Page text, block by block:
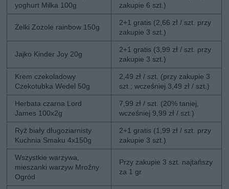
yoghurt Milka 100g
zakupie 6 szt.)
Żelki Zozole rainbow 150g
2+1 gratis (2,66 zł / szt. przy
zakupie 3 szt.)
Jajko Kinder Joy 20g
2+1 gratis (3,99 zł / szt. przy
zakupie 3 szt.)
Krem czekoladowy
Czekotubka Wedel 50g
2,49 zł / szt. (przy zakupie 3
szt.; wcześniej 3,49 zł / szt.)
Herbata czarna Lord
James 100x2g
7,99 zł / szt. (20% taniej,
wcześniej 9,99 zł / szt.)
Ryż biały długoziarnisty
Kuchnia Smaku 4x150g
2+1 gratis (1,99 zł / szt. przy
zakupie 3 szt.)
Wszystkie warzywa,
mieszanki warzyw Mroźny
Ogród
Przy zakupie 3 szt. najtańszy
za 1 gr